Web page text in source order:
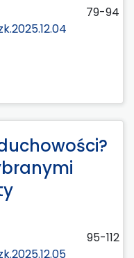
79-94
95-112